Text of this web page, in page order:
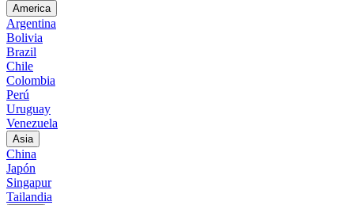
America
Argentina
Bolivia
Brazil
Chile
Colombia
Perú
Uruguay
Venezuela
Asia
China
Japón
Singapur
Tailandia